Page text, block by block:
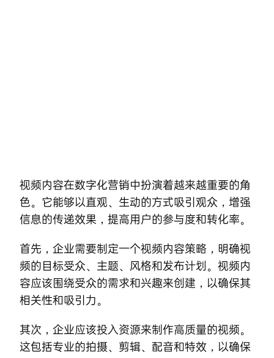
视频内容在数字化营销中扮演着越来越重要的角
色。它能够以直观、生动的方式吸引观众，增强
信息的传递效果，提高用户的参与度和转化率。
首先，企业需要制定一个视频内容策略，明确视
频的目标受众、主题、风格和发布计划。视频内
容应该围绕受众的需求和兴趣来创建，以确保其
相关性和吸引力。
其次，企业应该投入资源来制作高质量的视频。
这包括专业的拍摄、剪辑、配音和特效，以确保